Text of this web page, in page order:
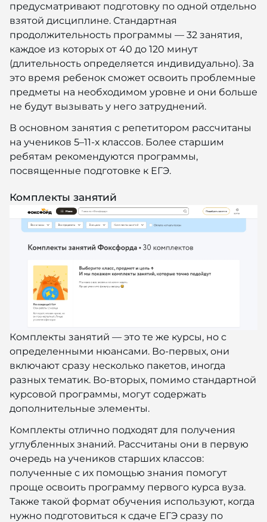
предусматривают подготовку по одной отдельно
взятой дисциплине. Стандартная
продолжительность программы — 32 занятия,
каждое из которых от 40 до 120 минут
(длительность определяется индивидуально). За
это время ребенок сможет освоить проблемные
предметы на необходимом уровне и они больше
не будут вызывать у него затруднений.
В основном занятия с репетитором рассчитаны
на учеников 5–11-х классов. Более старшим
ребятам рекомендуются программы,
посвященные подготовке к ЕГЭ.
Комплекты занятий
Комплекты занятий — это те же курсы, но с
определенными нюансами. Во-первых, они
включают сразу несколько пакетов, иногда
разных тематик. Во-вторых, помимо стандартной
курсовой программы, могут содержать
дополнительные элементы.
Комплекты отлично подходят для получения
углубленных знаний. Рассчитаны они в первую
очередь на учеников старших классов:
полученные с их помощью знания помогут
проще освоить программу первого курса вуза.
Также такой формат обучения используют, когда
нужно подготовиться к сдаче ЕГЭ сразу по